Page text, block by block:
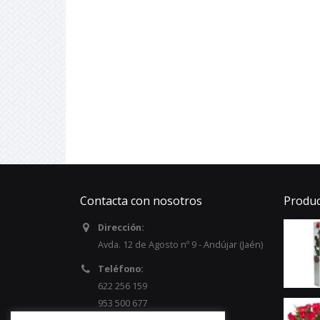
Contacta con nosotros
Dirección:
Avda. 12 de Agosto nº 9 - Andújar (Jaén)
Teléfono:
622 256 159
953 500 677